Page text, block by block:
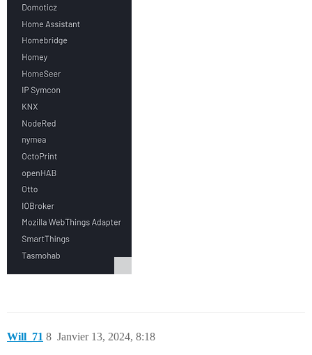
Will_71 Janvier 13, 2024, 8:18
8